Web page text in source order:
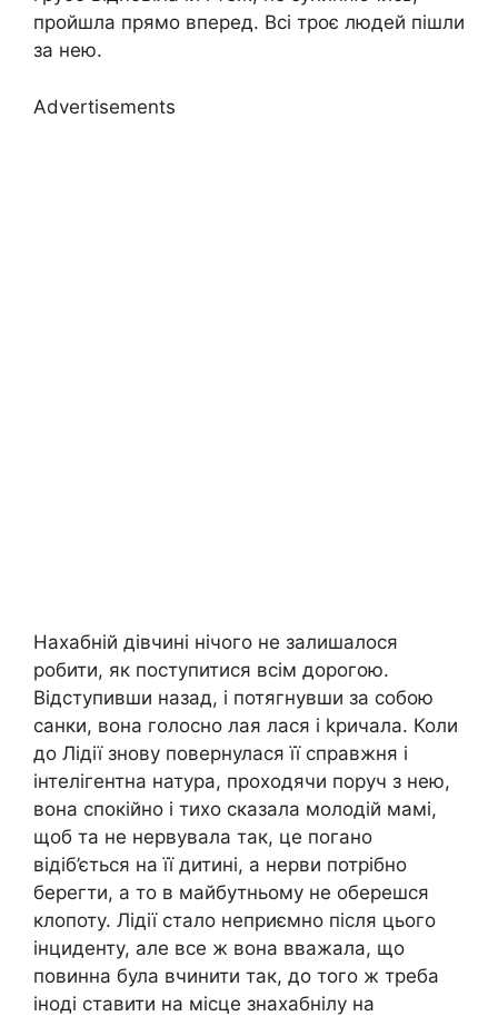
пройшла прямо вперед. Всі троє людей пішли
за нею.
Advertisements
Нахабній дівчині нічого не залишалося
робити, як поступитися всім дорогою.
Відступивши назад, і потягнувши за собою
санки, вона голосно лая лася і kричала. Коли
до Лідії знову повернулася її справжня і
інтелігентна натура, проходячи поруч з нею,
вона спокійно і тихо сказала молодій мамі,
щоб та не нервувала так, це погано
відіб’ється на її дитині, а нерви потрібно
берегти, а то в майбутньому не оберешся
клопоту. Лідії стало неприємно після цього
інциденту, але все ж вона вважала, що
повинна була вчинити так, до того ж треба
іноді ставити на місце знахабнілу на